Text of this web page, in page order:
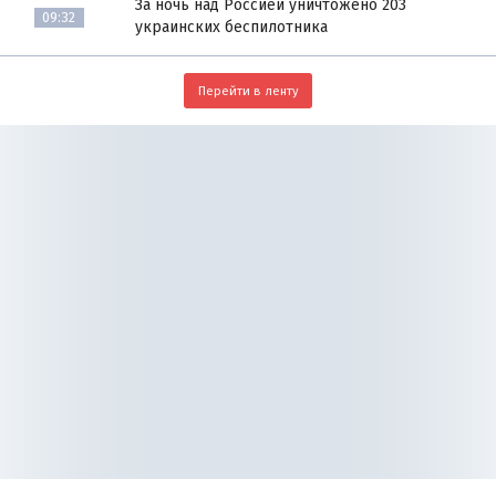
09:32
За ночь над Россией уничтожено 203
украинских беспилотника
Перейти в ленту